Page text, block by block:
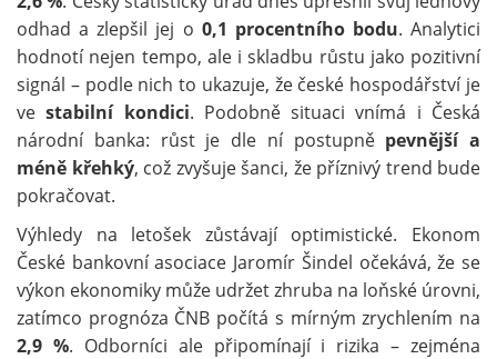
odhad a zlepšil jej o 0,1 procentního bodu. Analytici
hodnotí nejen tempo, ale i skladbu růstu jako pozitivní
signál – podle nich to ukazuje, že české hospodářství je
vestabilní kondici. Podobně situaci vnímá i Česká
národní banka: růst je dle ní postupně pevnější a
méně křehký, což zvyšuje šanci, že příznivý trend bude
pokračovat.
Výhledy na letošek zůstávají optimistické. Ekonom
České bankovní asociace Jaromír Šindel očekává, že se
výkon ekonomiky může udržet zhruba na loňské úrovni,
zatímco prognóza ČNB počítá s mírným zrychlením na
2,9 %. Odborníci ale připomínají i rizika – zejména